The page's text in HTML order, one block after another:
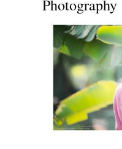
Photography